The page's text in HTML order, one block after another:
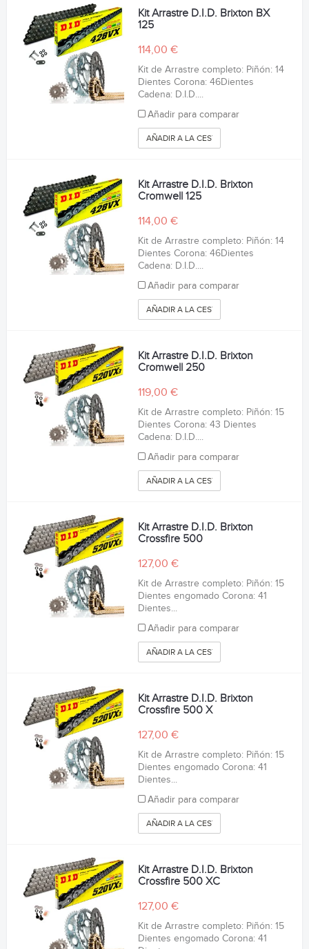
Kit Arrastre D.I.D. Brixton BX
125
114,00 €
Kit de Arrastre completo: Piñón: 14
Dientes Corona: 46Dientes
Cadena: D.I.D....
Añadir para comparar
AÑADIR A LA CESTA
Kit Arrastre D.I.D. Brixton
Cromwell 125
114,00 €
Kit de Arrastre completo: Piñón: 14
Dientes Corona: 46Dientes
Cadena: D.I.D....
Añadir para comparar
AÑADIR A LA CESTA
Kit Arrastre D.I.D. Brixton
Cromwell 250
119,00 €
Kit de Arrastre completo: Piñón: 15
Dientes Corona: 43 Dientes
Cadena: D.I.D....
Añadir para comparar
AÑADIR A LA CESTA
Kit Arrastre D.I.D. Brixton
Crossfire 500
127,00 €
Kit de Arrastre completo: Piñón: 15
Dientes engomado Corona: 41
Dientes...
Añadir para comparar
AÑADIR A LA CESTA
Kit Arrastre D.I.D. Brixton
Crossfire 500 X
127,00 €
Kit de Arrastre completo: Piñón: 15
Dientes engomado Corona: 41
Dientes...
Añadir para comparar
AÑADIR A LA CESTA
Kit Arrastre D.I.D. Brixton
Crossfire 500 XC
127,00 €
Kit de Arrastre completo: Piñón: 15
Dientes engomado Corona: 41